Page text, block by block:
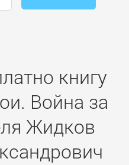
книгу
Война за
Жидков